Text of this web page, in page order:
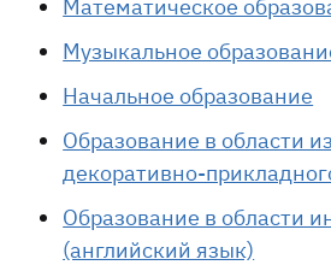
Математическое
Музыкальное
Начальное образование
Образование в области
декоративно-
Образование в области
(английский язык)